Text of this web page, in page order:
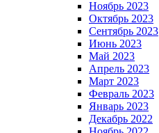
Ноябрь 2023
Октябрь 2023
Сентябрь 2023
Июнь 2023
Май 2023
Апрель 2023
Март 2023
Февраль 2023
Январь 2023
Декабрь 2022